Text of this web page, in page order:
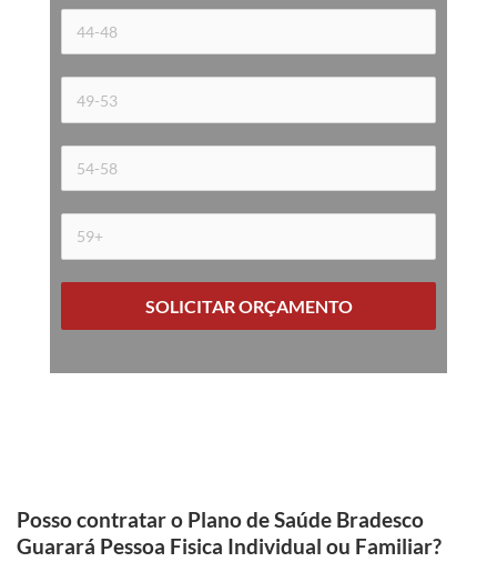
SOLICITAR ORÇAMENTO
Posso contratar o Plano de Saúde Bradesco
Guarará Pessoa Fisica Individual ou Familiar?